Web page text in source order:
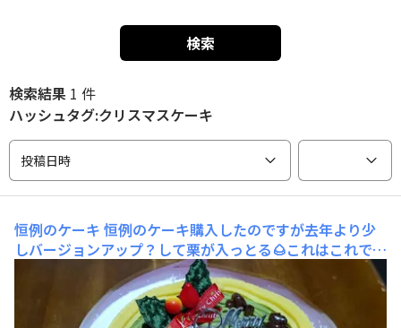
検索
検索結果 1 件
ハッシュタグ:クリスマスケーキ
投稿日時
恒例のケーキ 恒例のケーキ購入したのですが去年より少
しバージョンアップ？して栗が入っとる🌰これはこれで美